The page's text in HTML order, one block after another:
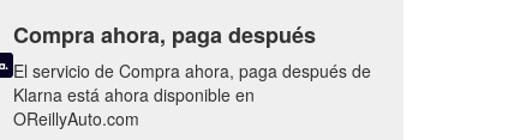
Compra ahora, paga después
El servicio de Compra ahora, paga después de
Klarna está ahora disponible en
OReillyAuto.com